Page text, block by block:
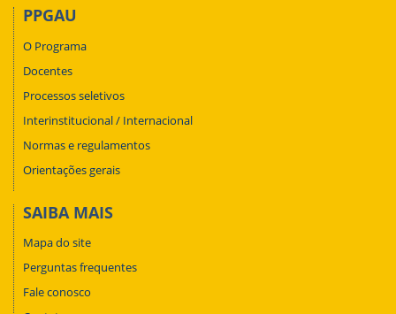
PPGAU
O Programa
Docentes
Processos seletivos
Interinstitucional / Internacional
Normas e regulamentos
Orientações gerais
SAIBA MAIS
Mapa do site
Perguntas frequentes
Fale conosco